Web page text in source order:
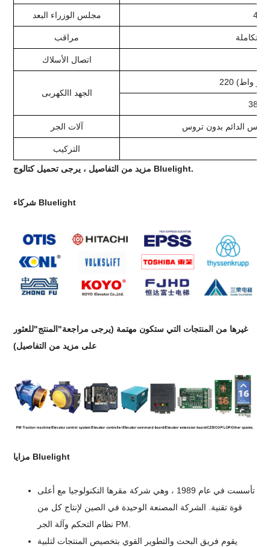
مجلس الوزراء البعد 400
مراقب
اتصال الأسلاك
الجهد االكهربى
آلات الجر الدائم بدون تروس
التركيب
مزيد من التفاصيل ، يرجى تحميل كتالوج Bluelight.
شركاء Bluelight
غيرها من المنتجات التي ستكون مهتمة (يرجى مراجعة"المنتج"للعثور
على مزيد من التفاصيل)
مزايا Bluelight
تأسست في عام 1989 ، وهي شركة مقرها التكنولوجيا مع أعلى
قوة تقنية. الشركة المصنعة الوحيدة في الصين لإنتاج كل من
نظام التحكم وآلة الجر PM.
يقوم فريق البحث والتطوير القوي بتخصيص المنتجات لتلبية